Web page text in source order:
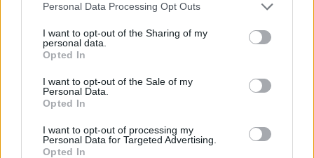
Personal Data Processing Opt Outs
I want to opt-out of the Sharing of my
personal data.
Opted In
I want to opt-out of the Sale of my
Personal Data.
Opted In
I want to opt-out of processing my
Personal Data for Targeted Advertising.
Opted In
6.805:-
12602246-YS009 |Leveranstid:ca 4 veckor
Betala mot faktura (pdf), e-faktura eller Visa/Mastercard.